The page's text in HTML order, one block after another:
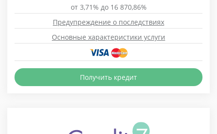
от 3,71% до 16 870,86%
Предупреждение о последствиях
Основные характеристики услуги
Получить кредит